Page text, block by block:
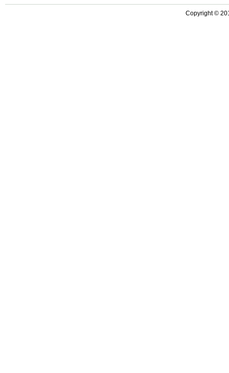
Copyright ©